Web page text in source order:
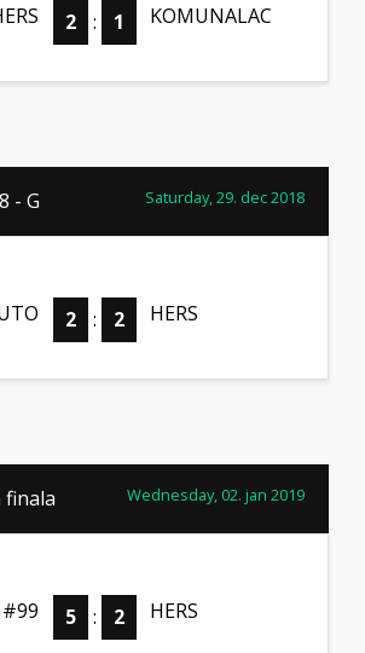
2 : 1 KOMUNALAC
- G Saturday, 29. dec 2018
2 : 2 HERS
finala Wednesday, 02. jan 2019
#99 5 : 2 HERS